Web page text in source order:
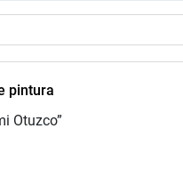
pintura
Otuzco”